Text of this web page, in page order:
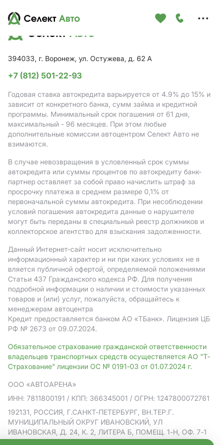
394033, г. Воронеж, ул. Остужева, д. 62 А
+7 (812) 501-22-93
Годовая ставка автокредита варьируется от 4.9% до 15% и
зависит от конкретного банка, сумм займа и кредитной
программы. Минимальный срок погашения от 61 дня,
максимальный - 96 месяцев. При этом любые
дополнительные комиссии автоцентром Селект Авто не
взимаются.
В случае невозвращения в условленный срок суммы
автокредита или суммы процентов по автокредиту банк-
партнер оставляет за собой право начислить штраф за
просрочку платежа в среднем размере 0,1% от
первоначальной суммы автокредита. При несоблюдении
условий погашения автокредита данные о нарушителе
могут быть переданы в специальный реестр должников и
коллекторское агентство для взыскания задолженности.
Данный Интернет-сайт носит исключительно
информационный характер и ни при каких условиях не я
вляется публичной офертой, определяемой положениями
Статьи 437 Гражданского кодекса РФ. Для получения
подробной информации о наличии и стоимости указанных
товаров и (или) услуг, пожалуйста, обращайтесь к
менеджерам автоцентра
Кредит предоставляется банком АO «ТБанк». Лицензия ЦБ
РФ № 2673 от 09.07.2024.
Обязательное страхование гражданской ответственности
владельцев транспортных средств осуществляется АО "Т-
Страхование" лицензии ОС № 0191-03 от 01.07.2024 г.
ООО «АВТОАРЕНА»
ИНН: 7811800191 / КПП: 366345001 / ОГРН: 1247800072761
192131, РОССИЯ, Г.САНКТ-ПЕТЕРБУРГ, ВН.ТЕР.Г.
МУНИЦИПАЛЬНЫЙ ОКРУГ ИВАНОВСКИЙ, УЛ
ИВАНОВСКАЯ, Д. 24, К. 2, ЛИТЕРА Б, ПОМЕЩ. 1-Н, ОФ. 7-1